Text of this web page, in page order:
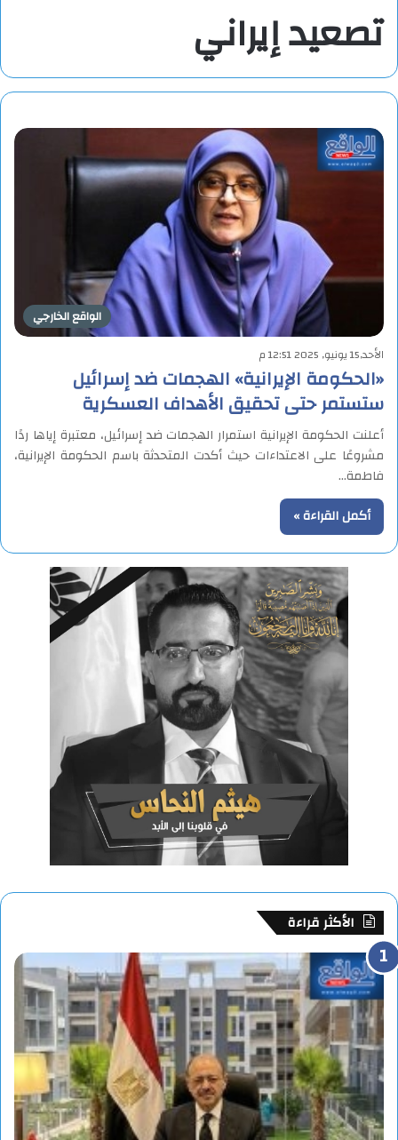
تصعيد إيراني
الواقع الخارجي
الأحد,15 يونيو, 2025 12:51 م
«الحكومة الإيرانية» الهجمات ضد إسرائيل
ستستمر حتى تحقيق الأهداف العسكرية
أعلنت الحكومة الإيرانية استمرار الهجمات ضد إسرائيل، معتبرة إياها ردًا
مشروعًا على الاعتداءات حيث أكدت المتحدثة باسم الحكومة الإيرانية،
فاطمة…
أكمل القراءة »
الأكثر قراءة